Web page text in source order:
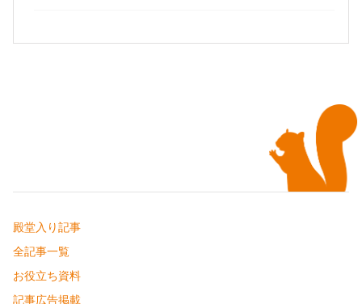
殿堂入り記事
全記事一覧
お役立ち資料
記事広告掲載